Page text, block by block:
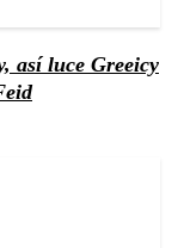
así luce Greeicy